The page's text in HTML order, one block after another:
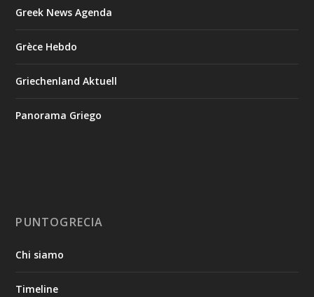
Greek News Agenda
Grèce Hebdo
Griechenland Aktuell
Panorama Griego
PUNTOGRECIA
Chi siamo
Timeline